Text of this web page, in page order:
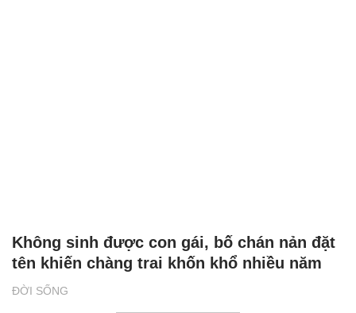
ĐỜI SỐNG
Không sinh được con gái, bố chán nản đặt
tên khiến chàng trai khốn khổ nhiều năm